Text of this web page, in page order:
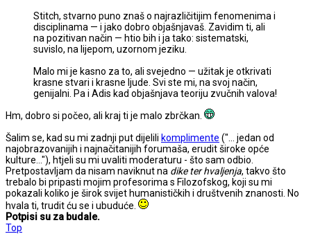
Stitch, stvarno puno znaš o najrazličitijim fenomenima i
disciplinama — i jako dobro objašnjavaš. Zavidim ti, ali
na pozitivan način — htio bih i ja tako: sistematski,
suvislo, na lijepom, uzornom jeziku.
Malo mi je kasno za to, ali svejedno — užitak je otkrivati
krasne stvari i krasne ljude. Svi ste mi, na svoj način,
genijalni. Pa i Adis kad objašnjava teoriju zvučnih valova!
Hm, dobro si počeo, ali kraj ti je malo zbrčkan.
Šalim se, kad su mi zadnji put dijelili komplimente ("... jedan od
najobrazovanijih i najnačitanijih forumaša, erudit široke opće
kulture..."), htjeli su mi uvaliti moderaturu - što sam odbio.
Pretpostavljam da nisam naviknut na dike ter hvaljenja, takvo što
trebalo bi pripasti mojim profesorima s Filozofskog, koji su mi
pokazali koliko je širok svijet humanističkih i društvenih znanosti. No
hvala ti, trudit ću se i ubuduće.
Potpisi su za budale.
Top